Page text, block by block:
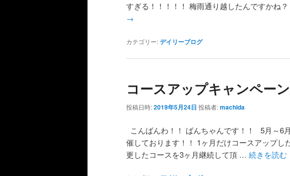
すぎる！！！！！ 梅雨通り越したんですかね
→
カテゴリー:デイリーブログ
コースアップキャンペーン
投稿日時:2019年5月24日 投稿者:machida
こんばんわ！！ ばんちゃんです！！ 5月～6
催しております！！ 1ヶ月だけコースアップ
更したコースを3ヶ月継続して頂 … 続きを読む